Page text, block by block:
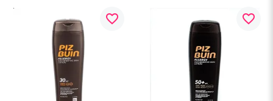
favorite_border favorite_border